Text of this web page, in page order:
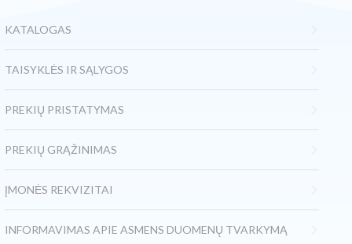
KATALOGAS
TAISYKLĖS IR SĄLYGOS
PREKIŲ PRISTATYMAS
PREKIŲ GRĄŽINIMAS
ĮMONĖS REKVIZITAI
INFORMAVIMAS APIE ASMENS DUOMENŲ TVARKYMĄ